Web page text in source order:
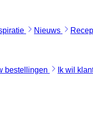
Nieuws
bestellingen
Ik wil